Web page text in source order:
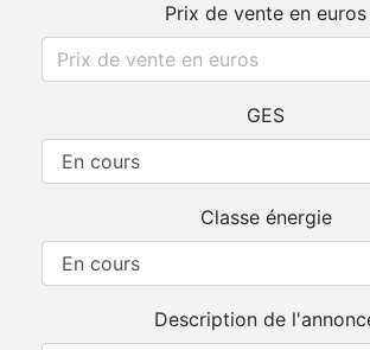
Prix de vente en euros
GES
Classe énergie
Description de